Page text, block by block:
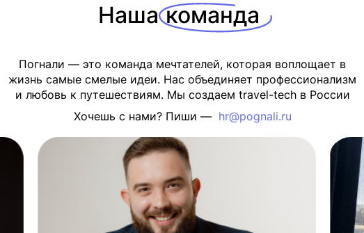
Наша команда
Погнали — это команда мечтателей, которая воплощает в
жизнь самые смелые идеи. Нас объединяет профессионализм
и любовь к путешествиям. Мы создаем travel-tech в России
Хочешь с нами? Пиши — hr@pognali.ru